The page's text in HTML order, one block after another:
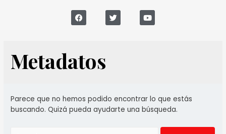
Metadatos
Parece que no hemos podido encontrar lo que estás
buscando. Quizá pueda ayudarte una búsqueda.